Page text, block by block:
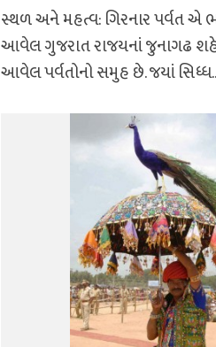
સ્થળ અને મહત્વ: ગિરનાર પર્વત એ
આવેલ ગુજરાત રાજયનાં જુનાગઢ
આવેલ પર્વતોનો સમુહ છે. જયાં